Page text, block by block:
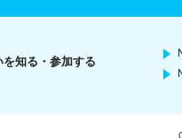
を知る・参加する